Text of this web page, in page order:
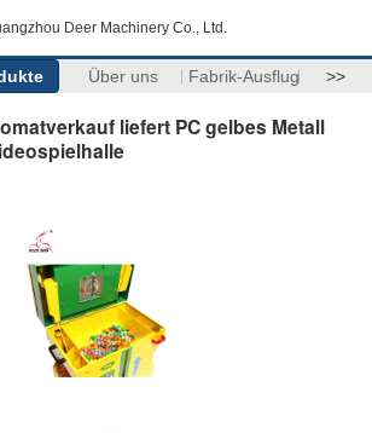
Deer Machinery Co., Ltd.
Über uns Fabrik-Ausflug >>
liefert PC gelbes Metall